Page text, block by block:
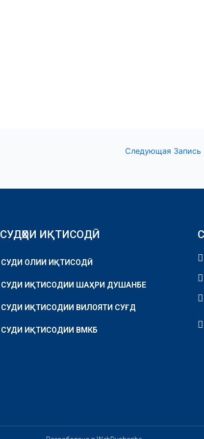
Следующая Запись
СУДҲОИ ИҚТИСОДӢ
СУДИ ОЛИИ ИҚТИСОДӢ
СУДИ ИҚТИСОДИИ ШАҲРИ ДУШАНБЕ
СУДИ ИҚТИСОДИИ ВИЛОЯТИ СУҒД
СУДИ ИҚТИСОДИИ ВМКБ